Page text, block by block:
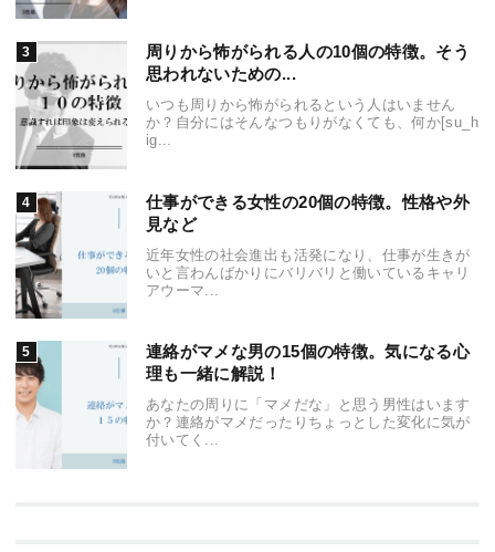
周りから怖がられる人の10個の特徴。そう
思われないための...
いつも周りから怖がられるという人はいません
か？自分にはそんなつもりがなくても、何か[su_h
ig...
仕事ができる女性の20個の特徴。性格や外
見など
近年女性の社会進出も活発になり、仕事が生きが
いと言わんばかりにバリバリと働いているキャリ
アウーマ...
連絡がマメな男の15個の特徴。気になる心
理も一緒に解説！
あなたの周りに「マメだな」と思う男性はいます
か？連絡がマメだったりちょっとした変化に気が
付いてく...